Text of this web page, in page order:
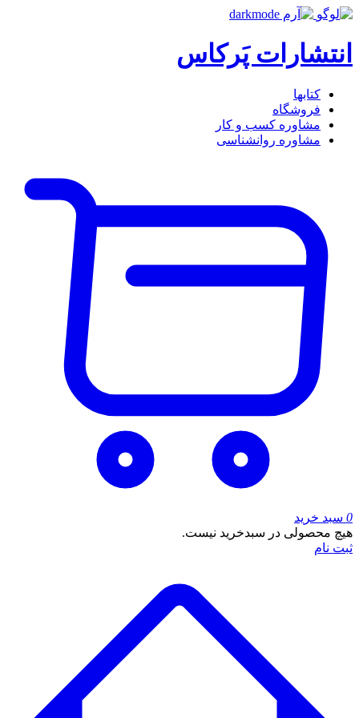
انتشارات پَرکاس
کتاب‎ها
فروشگاه
مشاوره کسب و کار
مشاوره روان‎شناسی
0 سبد خرید
هیچ محصولی در سبدخرید نیست.
ثبت نام